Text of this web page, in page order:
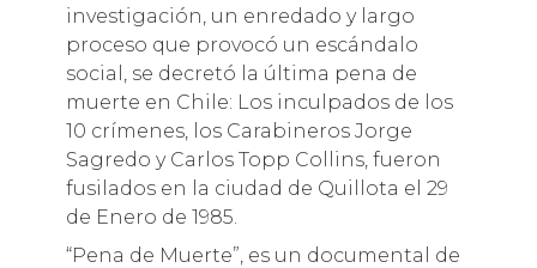
investigación, un enredado y largo
proceso que provocó un escándalo
social, se decretó la última pena de
muerte en Chile: Los inculpados de los
10 crímenes, los Carabineros Jorge
Sagredo y Carlos Topp Collins, fueron
fusilados en la ciudad de Quillota el 29
de Enero de 1985.
“Pena de Muerte”, es un documental de